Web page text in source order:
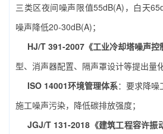
三类区夜间噪声限值55dB(A)，白天
噪声降低20-30dB(A)；
HJ/T 391-2007《工业冷却塔噪声控
型、消声器配置、隔声罩设计等提出量
ISO 14001环境管理体系：要求降
施工噪声污染，降低碳排放强度；
JGJ/T 131-2018《建筑工程容许振